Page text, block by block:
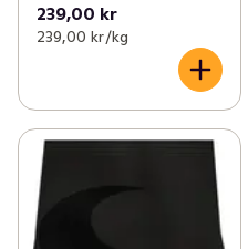
239,00 kr
239,00 kr /kg